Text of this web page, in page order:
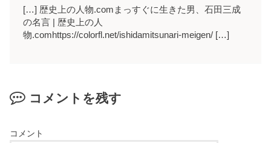
[…] 歴史上の人物.comまっすぐに生きた男、石田三成
の名言 | 歴史上の人
物.comhttps://colorfl.net/ishidamitsunari-meigen/ […]
コメントを残す
コメント